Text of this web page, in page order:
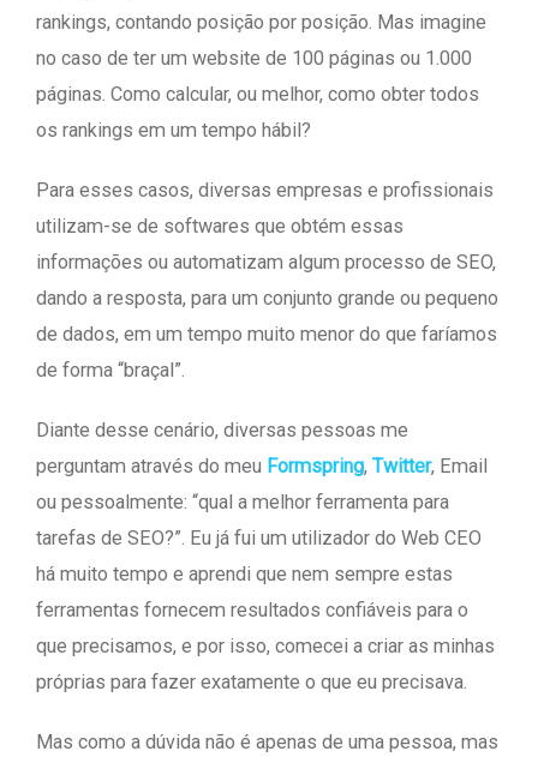
rankings, contando posição por posição. Mas imagine
no caso de ter um website de 100 páginas ou 1.000
páginas. Como calcular, ou melhor, como obter todos
os rankings em um tempo hábil?
Para esses casos, diversas empresas e profissionais
utilizam-se de softwares que obtém essas
informações ou automatizam algum processo de SEO,
dando a resposta, para um conjunto grande ou pequeno
de dados, em um tempo muito menor do que faríamos
de forma “braçal”.
Diante desse cenário, diversas pessoas me
perguntam através do meu Formspring, Twitter, Email
ou pessoalmente: “qual a melhor ferramenta para
tarefas de SEO?”. Eu já fui um utilizador do Web CEO
há muito tempo e aprendi que nem sempre estas
ferramentas fornecem resultados confiáveis para o
que precisamos, e por isso, comecei a criar as minhas
próprias para fazer exatamente o que eu precisava.
Mas como a dúvida não é apenas de uma pessoa, mas